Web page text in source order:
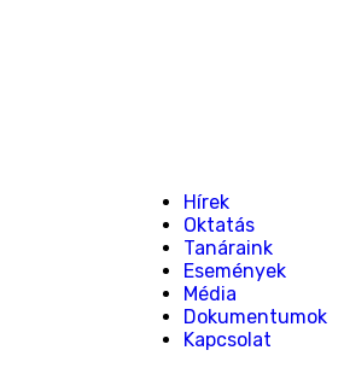
Hírek
Oktatás
Tanáraink
Események
Média
Dokumentumok
Kapcsolat